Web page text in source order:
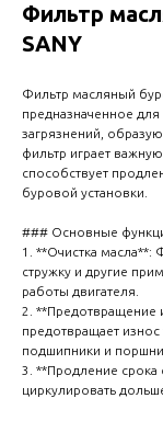
Фильтр
SANY
Фильтр масляный
предназначенное
загрязнений,
фильтр играет
способствует
буровой установки.
### Основные
1. **Очистка масла**:
стружку и другие
работы двигателя.
2. **Предотвращение
предотвращает износ
подшипники и поршни.
3. **Продление
циркулировать